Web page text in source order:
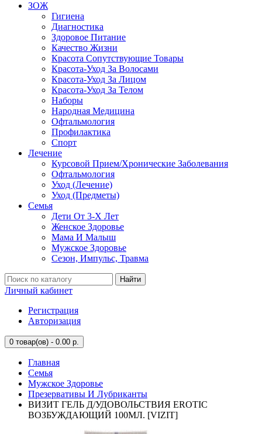
ЗОЖ
Гигиена
Диагностика
Здоровое Питание
Качество Жизни
Красота Сопутствующие Товары
Красота-Уход За Волосами
Красота-Уход За Лицом
Красота-Уход За Телом
Наборы
Народная Медицина
Офтальмология
Профилактика
Спорт
Лечение
Курсовой Прием/Хронические Заболевания
Офтальмология
Уход (Лечение)
Уход (Предметы)
Семья
Дети От 3-Х Лет
Женское Здоровье
Мама И Малыш
Мужское Здоровье
Сезон, Импульс, Травма
Найти
Личный кабинет
Регистрация
Авторизация
0 товар(ов) - 0.00 р.
Главная
Семья
Мужское Здоровье
Презервативы И Лубриканты
ВИЗИТ ГЕЛЬ Д/УДОВОЛЬСТВИЯ EROTIC
ВОЗБУЖДАЮЩИЙ 100МЛ. [VIZIT]